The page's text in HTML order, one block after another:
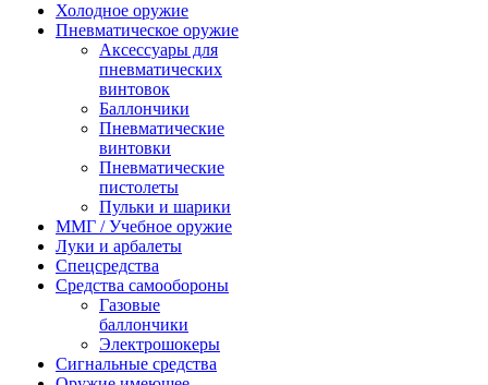
Холодное оружие
Пневматическое оружие
Аксессуары для
пневматических
винтовок
Баллончики
Пневматические
винтовки
Пневматические
пистолеты
Пульки и шарики
ММГ / Учебное оружие
Луки и арбалеты
Спецсредства
Средства самообороны
Газовые
баллончики
Электрошокеры
Сигнальные средства